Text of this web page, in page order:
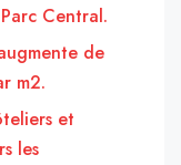
Central.
de
m2.
et
les